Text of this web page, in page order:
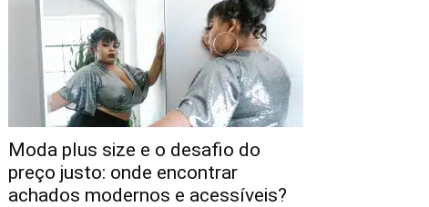
Moda plus size e o desafio do
preço justo: onde encontrar
achados modernos e acessíveis?